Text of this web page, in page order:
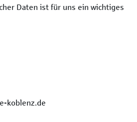
Daten ist für uns ein wichtiges
koblenz.de